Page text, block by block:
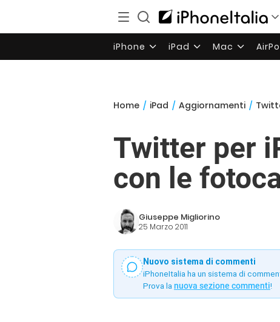
iPhone iPad Mac
Home / iPad / Aggiornamenti /
Twitter per
con le
Giuseppe Migliorino
25 Marzo 2011
Nuovo sistema di commenti
iPhoneItalia ha un sistema di
Prova la nuova sezione commenti!